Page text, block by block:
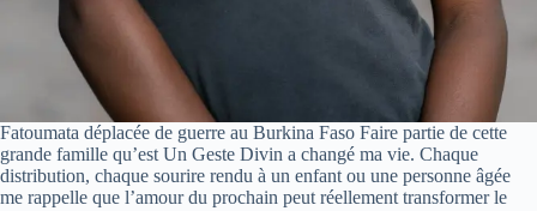
Fatoumata déplacée de guerre au Burkina Faso Faire partie de cette
grande famille qu’est Un Geste Divin a changé ma vie. Chaque
distribution, chaque sourire rendu à un enfant ou une personne âgée
me rappelle que l’amour du prochain peut réellement transformer le